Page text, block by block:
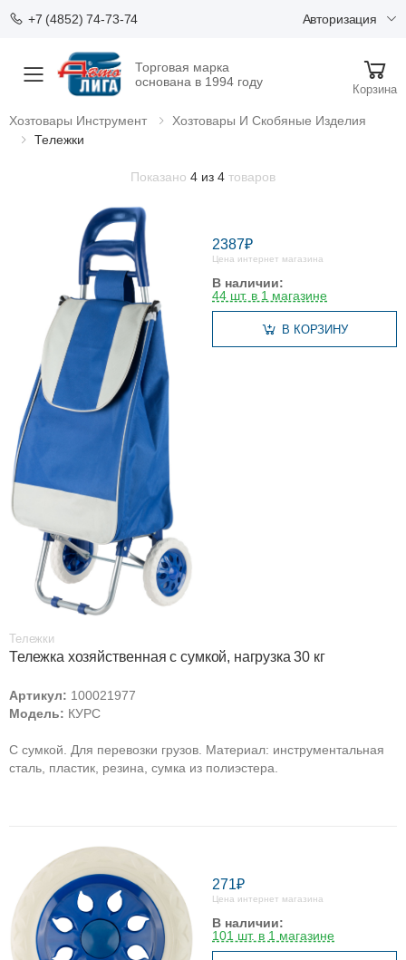
+7 (4852) 74-73-74 Авторизация
Меню
Торговая марка
основана в 1994 году
Корзина
Хозтовары Инструмент
Хозтовары И Скобяные Изделия
Тележки
Показано 4 из 4 товаров
2387₽
Цена интернет магазина
В наличии:
44 шт. в 1 магазине
В КОРЗИНУ
Тележки
Тележка хозяйственная с сумкой, нагрузка 30 кг
Артикул: 100021977
Модель: КУРС
С сумкой. Для перевозки грузов. Материал: инструментальная
сталь, пластик, резина, сумка из полиэстера.
271₽
Цена интернет магазина
В наличии:
101 шт. в 1 магазине